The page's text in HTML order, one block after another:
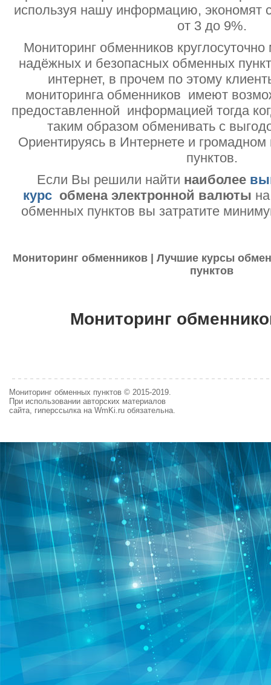
используя нашу информацию, экономят
от 3 до 9%.
Мониторинг обменников круглосуточно
надёжных и безопасных обменных
интернет, в прочем по этому
мониторинга обменников имеют
предоставленной информацией тогда
таким образом обменивать с
Ориентируясь в Интернете и
пунктов.
Если Вы решили найти наиболее
курс обмена электронной валюты
обменных пунктов вы затратите
Мониторинг обменников | Лучшие курсы
пунктов
Мониторинг
Мониторинг обменных пунктов © 2015-2019.
При использовании авторских материалов
сайта, гиперссылка на WmKi.ru обязательна.